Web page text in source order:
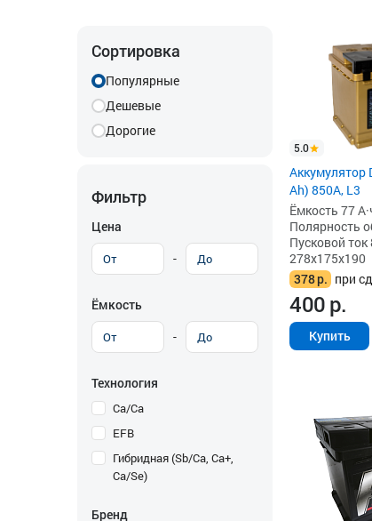
Сортировка
Популярные
Дешевые
Дорогие
Фильтр
Цена
-
Ёмкость
-
Технология
Ca/Ca
EFB
Гибридная (Sb/Ca, Ca+,
Ca/Se)
Бренд
5.0
Аккумулятор
Ah) 850А, L3
Ёмкость 77
Полярность
Пусковой ток
278x175x190
378р. при
400р.
Купить